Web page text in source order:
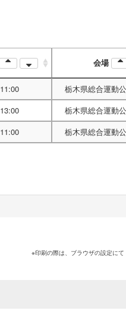
会場
11:00 栃木県総合運動
13:00 栃木県総合運動
11:00 栃木県総合運動
※印刷の際は、ブラウザの設定に